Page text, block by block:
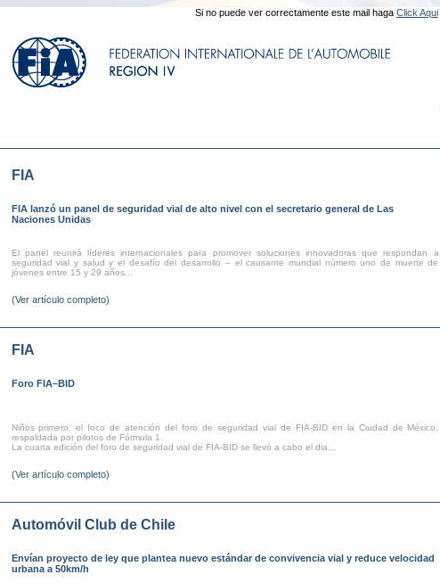
Si no puede ver correctamente este mail haga Click Aqui
FIA
FIA lanzó un panel de seguridad vial de alto nivel con el secretario general de Las
Naciones Unidas
El panel reunirá líderes internacionales para promover soluciones innovadoras que respondan a
seguridad vial y salud y el desafío del desarrollo – el causante mundial número uno de muerte de
jóvenes entre 15 y 29 años...
(Ver artículo completo)
FIA
Foro FIA–BID
Niños primero, el foco de atención del foro de seguridad vial de FIA-BID en la Ciudad de México,
respaldada por pilotos de Fórmula 1.
La cuarta edición del foro de seguridad vial de FIA-BID se llevó a cabo el dia...
(Ver artículo completo)
Automóvil Club de Chile
Envían proyecto de ley que plantea nuevo estándar de convivencia vial y reduce velocidad
urbana a 50km/h